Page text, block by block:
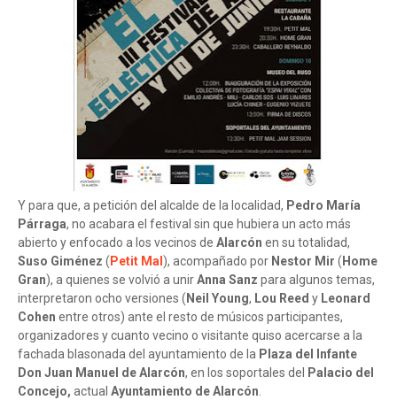
Y para que, a petición del alcalde de la localidad, Pedro María
Párraga, no acabara el festival sin que hubiera un acto más
abierto y enfocado a los vecinos de Alarcón en su totalidad,
Suso Giménez ( Petit Mal ), acompañado por Nestor Mir ( Home
Gran), a quienes se volvió a unirAnna Sanz para algunos temas,
interpretaron ocho versiones ( Neil Young, Lou Reed y Leonard
Cohen entre otros) ante el resto de músicos participantes,
organizadores y cuanto vecino o visitante quiso acercarse a la
fachada blasonada del ayuntamiento de la Plaza del Infante
Don Juan Manuel de Alarcón, en los soportales del
Palacio del
Concejo, actual Ayuntamiento de Alarcón.